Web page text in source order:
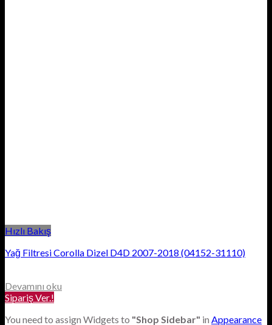
Hızlı Bakış
Yağ Filtresi Corolla Dizel D4D 2007-2018 (04152-31110)
Devamını oku
Sipariş Ver.!
You need to assign Widgets to "Shop Sidebar" in Appearance